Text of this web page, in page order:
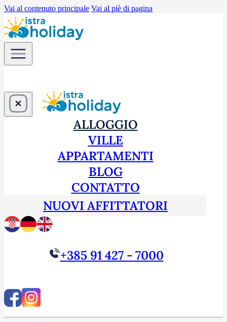
Vai al contenuto principale Vai al piè di pagina
ALLOGGIO
VILLE
APPARTAMENTI
BLOG
CONTATTO
NUOVI AFFITTATORI
+385 91 427 - 7000